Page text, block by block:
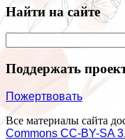
Найти на сайте
Поддержать
Пожертвовать
Все материалы сайта
Commons СС-BY-SA